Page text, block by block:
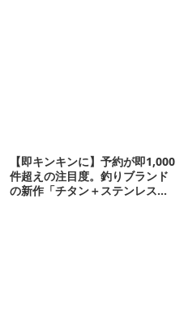
【即キンキンに】予約が即1,000
件超えの注目度。釣りブランド
の新作「チタン＋ステンレスの